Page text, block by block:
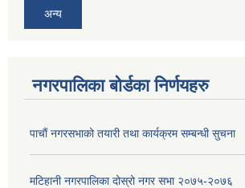
अन्य
नगरपालिका बोर्डका निर्णयहरु
पाचाैं नगरसभाको तयारी तथा कार्यक्रम सम्बन्धी सुचना
मटिहानी नगरपालिका दोस्रो नगर सभा २०७५-२०७६